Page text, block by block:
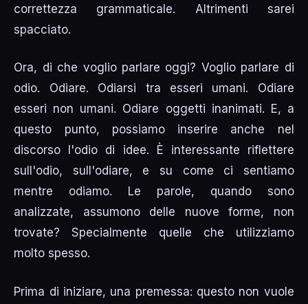
correttezza grammaticale. Altrimenti sarei
spacciato.
Ora, di che voglio parlare oggi? Voglio parlare di
odio. Odiare. Odiarsi tra esseri umani. Odiare
esseri non umani. Odiare oggetti inanimati. E, a
questo punto, possiamo inserire anche nel
discorso l'odio di idee. È interessante riflettere
sull'odio, sull'odiare, e su come ci sentiamo
mentre odiamo. Le parole, quando sono
analizzate, assumono delle nuove forme, non
trovate? Specialmente quelle che utilizziamo
molto spesso.
Prima di iniziare, una premessa: questo non vuole